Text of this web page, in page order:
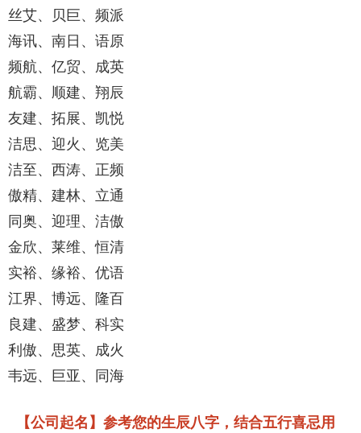
丝艾、贝巨、频派
海讯、南日、语原
频航、亿贸、成英
航霸、顺建、翔辰
友建、拓展、凯悦
洁思、迎火、览美
洁至、西涛、正频
傲精、建林、立通
同奥、迎理、洁傲
金欣、莱维、恒清
实裕、缘裕、优语
江界、博远、隆百
良建、盛梦、科实
利傲、思英、成火
韦远、巨亚、同海
【公司起名】参考您的生辰八字，结合五行喜忌用